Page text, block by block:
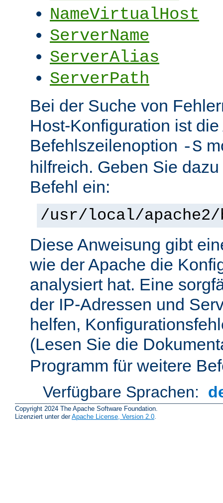
NameVirtualHost
ServerName
ServerAlias
ServerPath
Bei der Suche von
Host-Konfiguration ist
Befehlszeilenoption -S
hilfreich. Geben Sie
Befehl ein:
/usr/local/
Diese Anweisung gibt
wie der Apache die
analysiert hat. Eine
der IP-Adressen und
helfen,
(Lesen Sie die
Programm für weitere
Verfügbare Sprachen:
Copyright 2024 The Apache Software Foundation.
Lizenziert unter derApache License, Version 2.0.